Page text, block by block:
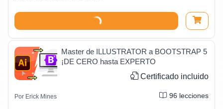
Master de ILLUSTRATOR a BOOTSTRAP 5
¡DE CERO hasta EXPERTO
Certificado incluido
Por Erick Mines 96 lecciones